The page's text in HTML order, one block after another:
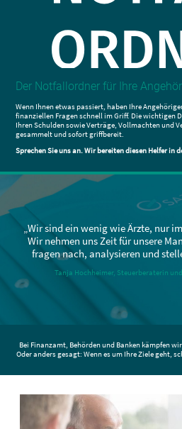
Der Notfallordner für Ihre
Wenn Ihnen etwas passiert, haben Ihre
finanziellen Fragen schnell im Griff. Die wichtigen
Ihren Schulden sowie Verträge, Vollmachten und
gesammelt und sofort griffbereit.
Sprechen Sie uns an. Wir bereiten diesen Helfer in
„Wir sind ein wenig wie Ärzte, nur
Wir nehmen uns Zeit für unsere
fragen nach, analysieren und
Tanja Hochheimer, Steuerberaterin
Bei Finanzamt, Behörden und Banken kämpfen
Oder anders gesagt: Wenn es um Ihre Ziele geht,